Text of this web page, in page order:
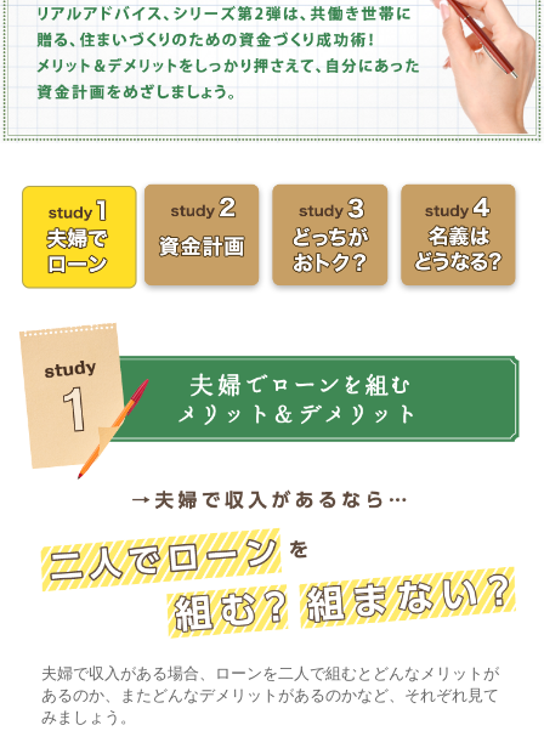
夫婦で収入がある場合、ローンを二人で組むとどんなメリットが
あるのか、またどんなデメリットがあるのかなど、それぞれ見て
みましょう。